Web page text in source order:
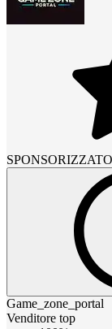
SPONSORIZZATO
Game_zone_portal
Venditore top